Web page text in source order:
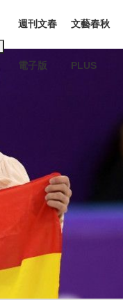
週刊文春
電子版
文藝春秋
PLUS